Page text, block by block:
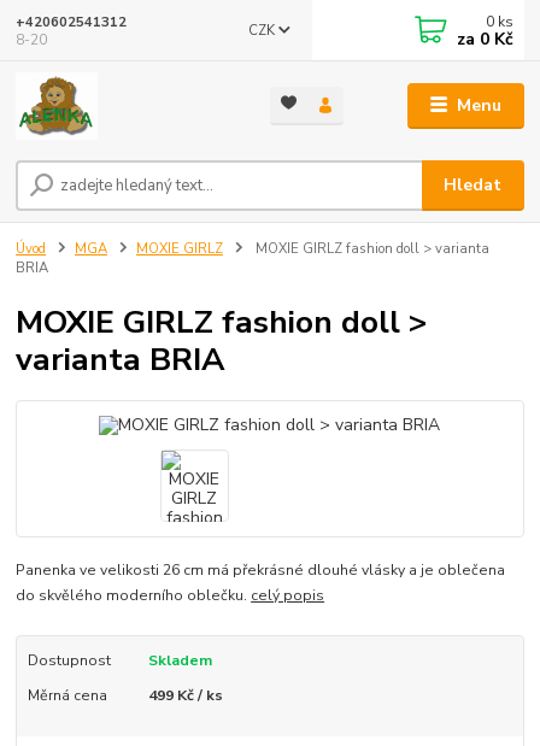
Menu
CZK
Hledat
+420602541312
8-20
0 ks
za 0 Kč
Úvod MGA MOXIE GIRLZ
MOXIE GIRLZ fashion doll > varianta
BRIA
MOXIE GIRLZ fashion doll >
varianta BRIA
Panenka ve velikosti 26 cm má překrásné dlouhé vlásky a je oblečena
do skvělého moderního oblečku. celý popis
Dostupnost
Skladem
Měrná cena
499 Kč / ks